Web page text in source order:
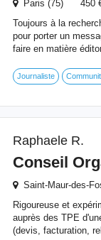
Paris (75) 450
Toujours à la
pour porter un
faire en matière
Journaliste
Raphaele R.
Conseil
Saint-Maur-des-
Rigoureuse et
auprès des TPE
(devis, facturation,